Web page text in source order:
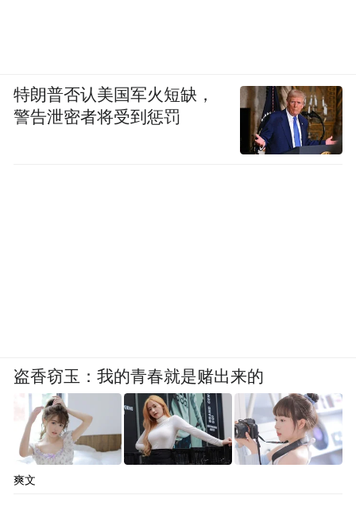
特朗普否认美国军火短缺，
警告泄密者将受到惩罚
盗香窃玉：我的青春就是赌出来的
爽文